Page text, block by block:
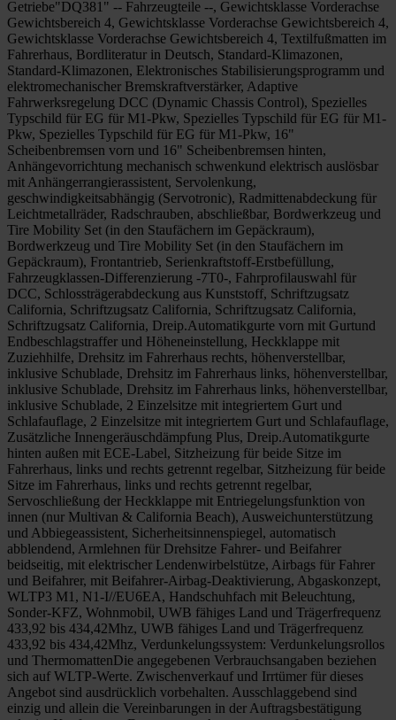
Getriebe"DQ381" -- Fahrzeugteile --, Gewichtsklasse Vorderachse
Gewichtsbereich 4, Gewichtsklasse Vorderachse Gewichtsbereich 4,
Gewichtsklasse Vorderachse Gewichtsbereich 4, Textilfußmatten im
Fahrerhaus, Bordliteratur in Deutsch, Standard-Klimazonen,
Standard-Klimazonen, Elektronisches Stabilisierungsprogramm und
elektromechanischer Bremskraftverstärker, Adaptive
Fahrwerksregelung DCC (Dynamic Chassis Control), Spezielles
Typschild für EG für M1-Pkw, Spezielles Typschild für EG für M1-
Pkw, Spezielles Typschild für EG für M1-Pkw, 16"
Scheibenbremsen vorn und 16" Scheibenbremsen hinten,
Anhängevorrichtung mechanisch schwenkund elektrisch auslösbar
mit Anhängerrangierassistent, Servolenkung,
geschwindigkeitsabhängig (Servotronic), Radmittenabdeckung für
Leichtmetallräder, Radschrauben, abschließbar, Bordwerkzeug und
Tire Mobility Set (in den Staufächern im Gepäckraum),
Bordwerkzeug und Tire Mobility Set (in den Staufächern im
Gepäckraum), Frontantrieb, Serienkraftstoff-Erstbefüllung,
Fahrzeugklassen-Differenzierung -7T0-, Fahrprofilauswahl für
DCC, Schlossträgerabdeckung aus Kunststoff, Schriftzugsatz
California, Schriftzugsatz California, Schriftzugsatz California,
Schriftzugsatz California, Dreip.Automatikgurte vorn mit Gurtund
Endbeschlagstraffer und Höheneinstellung, Heckklappe mit
Zuziehhilfe, Drehsitz im Fahrerhaus rechts, höhenverstellbar,
inklusive Schublade, Drehsitz im Fahrerhaus links, höhenverstellbar,
inklusive Schublade, Drehsitz im Fahrerhaus links, höhenverstellbar,
inklusive Schublade, 2 Einzelsitze mit integriertem Gurt und
Schlafauflage, 2 Einzelsitze mit integriertem Gurt und Schlafauflage,
Zusätzliche Innengeräuschdämpfung Plus, Dreip.Automatikgurte
hinten außen mit ECE-Label, Sitzheizung für beide Sitze im
Fahrerhaus, links und rechts getrennt regelbar, Sitzheizung für beide
Sitze im Fahrerhaus, links und rechts getrennt regelbar,
Servoschließung der Heckklappe mit Entriegelungsfunktion von
innen (nur Multivan & California Beach), Ausweichunterstützung
und Abbiegeassistent, Sicherheitsinnenspiegel, automatisch
abblendend, Armlehnen für Drehsitze Fahrer- und Beifahrer
beidseitig, mit elektrischer Lendenwirbelstütze, Airbags für Fahrer
und Beifahrer, mit Beifahrer-Airbag-Deaktivierung, Abgaskonzept,
WLTP3 M1, N1-I//EU6EA, Handschuhfach mit Beleuchtung,
Sonder-KFZ, Wohnmobil, UWB fähiges Land und Trägerfrequenz
433,92 bis 434,42Mhz, UWB fähiges Land und Trägerfrequenz
433,92 bis 434,42Mhz, Verdunkelungssystem: Verdunkelungsrollos
und ThermomattenDie angegebenen Verbrauchsangaben beziehen
sich auf WLTP-Werte. Zwischenverkauf und Irrtümer für dieses
Angebot sind ausdrücklich vorbehalten. Ausschlaggebend sind
einzig und allein die Vereinbarungen in der Auftragsbestätigung